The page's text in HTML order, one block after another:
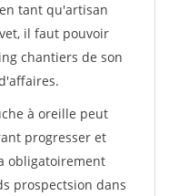
tant qu'artisan
il faut pouvoir
chantiers de son
à oreille peut
progresser et
obligatoirement
prospectsion dans